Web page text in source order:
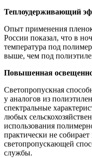
Теплоудерживающий
Опыт применения
России показал, что в
температура под
выше, чем под
Повышенная
Светопропускная
у аналогов из
спектральные
любых
использования
практически не
светопропускающей
службы.